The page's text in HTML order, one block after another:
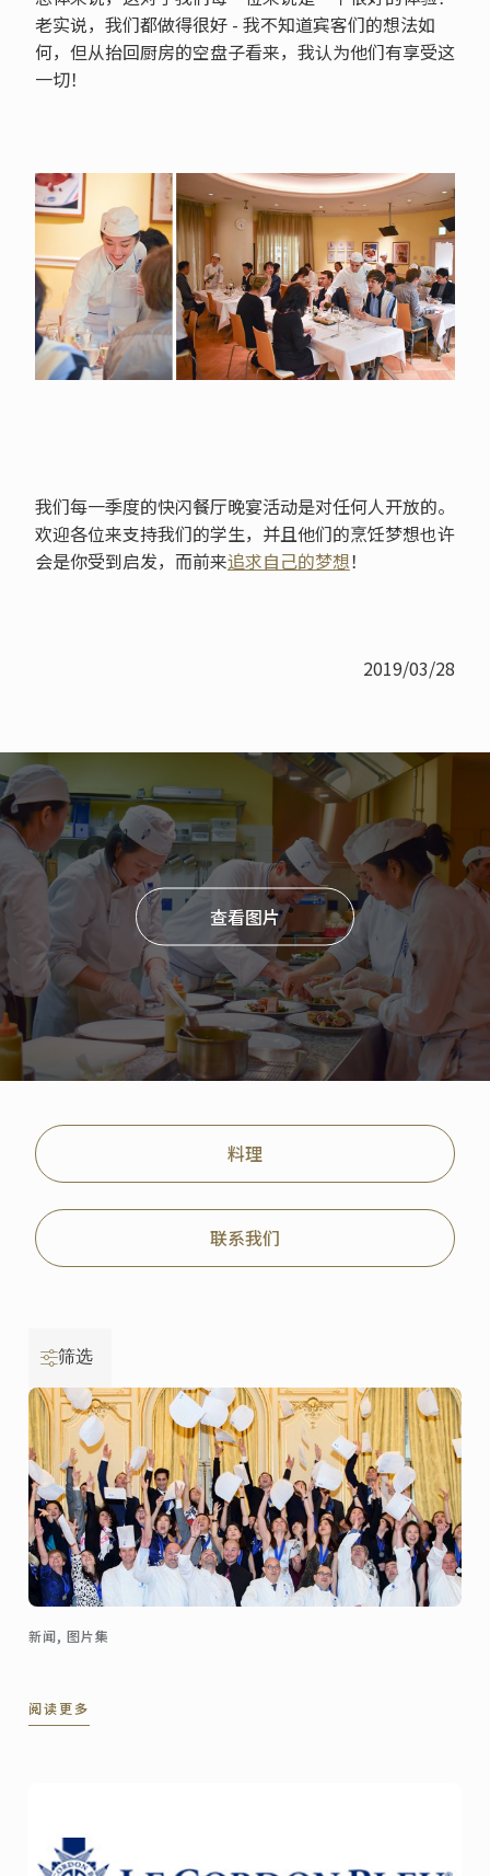
老实说，我们都做得很好 - 我不知道宾客们的想法如
何，但从抬回厨房的空盘子看来，我认为他们有享受这
一切！
我们每一季度的快闪餐厅晚宴活动是对任何人开放的。
欢迎各位来支持我们的学生，并且他们的烹饪梦想也许
会是你受到启发，而前来追求自己的梦想！
2019/03/28
查看图片
料理
联系我们
筛选
新闻, 图片集
阅读更多